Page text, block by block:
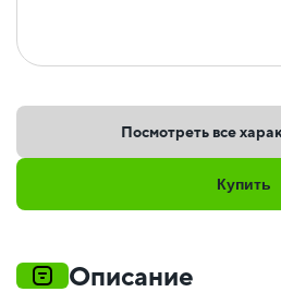
Посмотреть все
Купить
Описание